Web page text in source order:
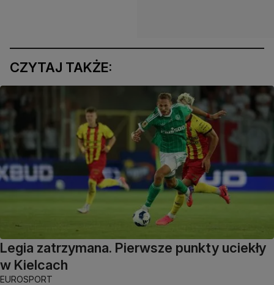
CZYTAJ TAKŻE:
Legia zatrzymana. Pierwsze punkty uciekły
w Kielcach
EUROSPORT